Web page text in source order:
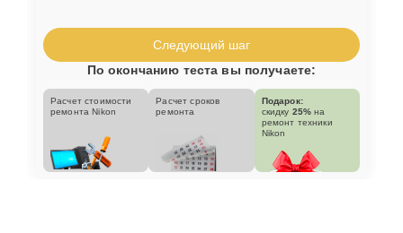
Следующий шаг
По окончанию теста вы получаете:
Расчет стоимости
ремонта Nikon
Расчет сроков
ремонта
Подарок:
скидку 25% на
ремонт техники
Nikon